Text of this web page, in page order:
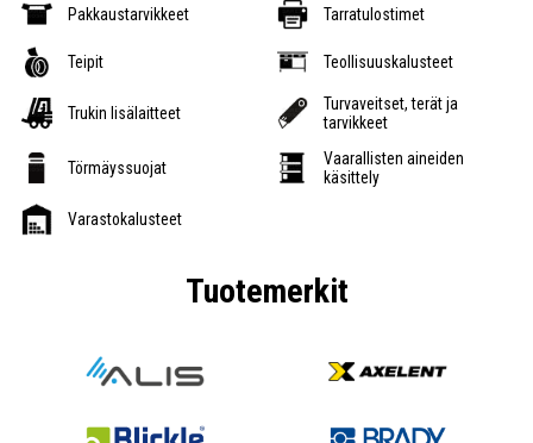
Pakkaustarvikkeet Tarratulostimet
Teipit Teollisuuskalusteet
Trukin lisälaitteet
Turvaveitset, terät ja
tarvikkeet
Törmäyssuojat
Vaarallisten aineiden
käsittely
Varastokalusteet
Tuotemerkit